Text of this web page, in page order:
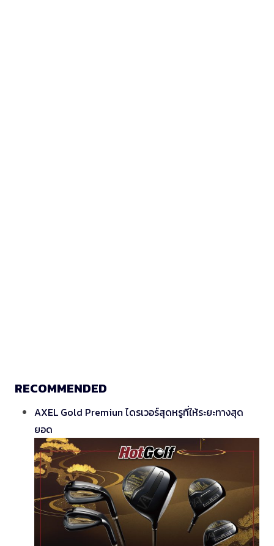
RECOMMENDED
AXEL Gold Premiun ไดรเวอร์สุดหรูที่ให้ระยะทางสุด
ยอด